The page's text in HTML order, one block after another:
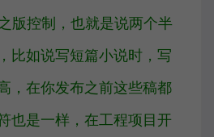
版控制，也就是说两个半
比如说写短篇小说时，写
，在你发布之前这些稿都
也是一样，在工程项目开